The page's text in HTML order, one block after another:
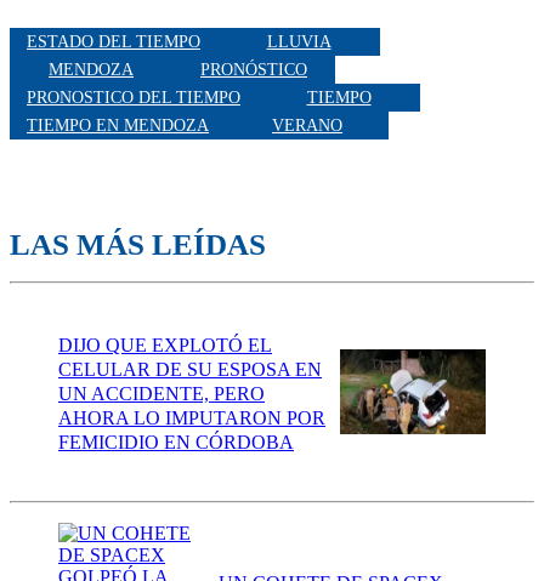
ESTADO DEL TIEMPO
LLUVIA
MENDOZA
PRONÓSTICO
PRONOSTICO DEL TIEMPO
TIEMPO
TIEMPO EN MENDOZA
VERANO
LAS MÁS LEÍDAS
DIJO QUE EXPLOTÓ EL
CELULAR DE SU ESPOSA EN
UN ACCIDENTE, PERO
AHORA LO IMPUTARON POR
FEMICIDIO EN CÓRDOBA